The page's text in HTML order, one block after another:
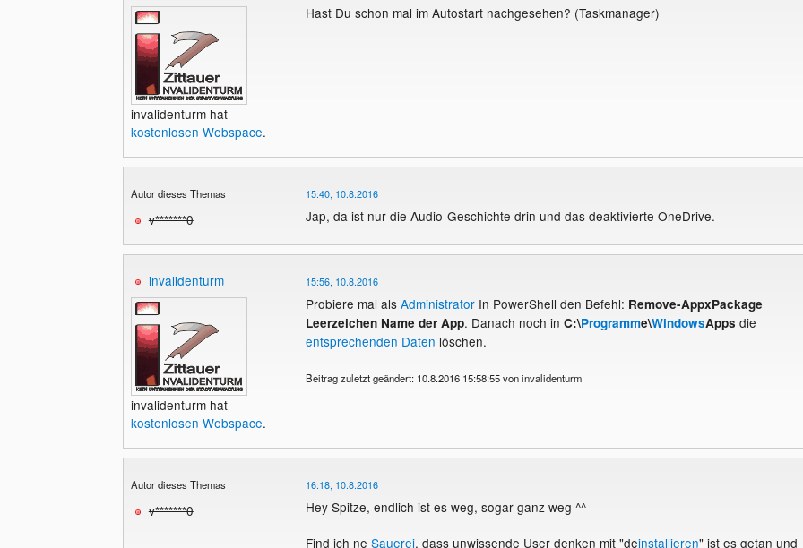
invalidenturm hat
kostenlosen Webspace.
Hast Du schon mal im Autostart nachgesehen? (Taskmanager)
Autor dieses Themas
v*******0
15:40, 10.8.2016
Jap, da ist nur die Audio-Geschichte drin und das deaktivierte OneDrive.
invalidenturm
invalidenturm hat
kostenlosen Webspace.
15:56, 10.8.2016
Probiere mal als AdministratorIn PowerShell den Befehl: Remove-AppxPackage
Leerzeichen Name der App. Danach noch in C:\Programme\WindowsApps die
entsprechenden Daten löschen.
Beitrag zuletzt geändert: 10.8.2016 15:58:55 von invalidenturm
Autor dieses Themas
v*******0
16:18, 10.8.2016
Hey Spitze, endlich ist es weg, sogar ganz weg ^^
Find ich ne Sauerei, dass unwissende User denken mit "deinstallieren" ist es getan und